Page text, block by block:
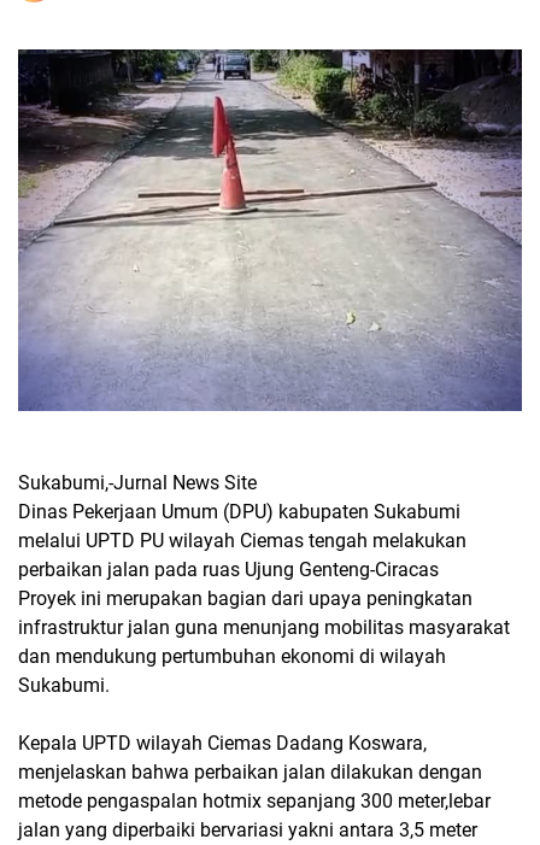
Sukabumi,-Jurnal News Site
Dinas Pekerjaan Umum (DPU) kabupaten Sukabumi
melalui UPTD PU wilayah Ciemas tengah melakukan
perbaikan jalan pada ruas Ujung Genteng-Ciracas
Proyek ini merupakan bagian dari upaya peningkatan
infrastruktur jalan guna menunjang mobilitas masyarakat
dan mendukung pertumbuhan ekonomi di wilayah
Sukabumi.
Kepala UPTD wilayah Ciemas Dadang Koswara,
menjelaskan bahwa perbaikan jalan dilakukan dengan
metode pengaspalan hotmix sepanjang 300 meter,lebar
jalan yang diperbaiki bervariasi yakni antara 3,5 meter